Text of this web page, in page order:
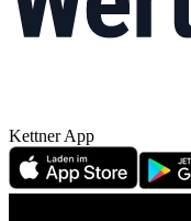
Kettner App